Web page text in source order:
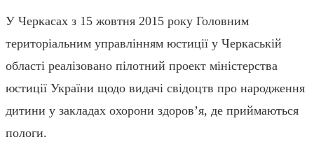
У Черкасах з 15 жовтня 2015 року Головним
територіальним управлінням юстиції у Черкаській
області реалізовано пілотний проект міністерства
юстиції України щодо видачі свідоцтв про народження
дитини у закладах охорони здоров’я, де приймаються
пологи.